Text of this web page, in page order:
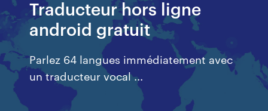
Traducteur hors ligne
android gratuit
Parlez 64 langues immédiatement avec
un traducteur vocal ...